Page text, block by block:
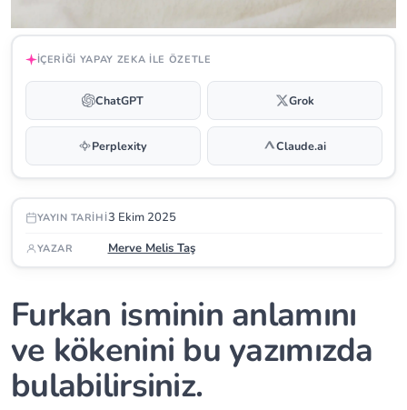
İÇERIĞI YAPAY ZEKA ILE ÖZETLE
ChatGPT Grok
Perplexity Claude.ai
YAYIN TARIHI3 Ekim 2025
YAZAR Merve Melis Taş
Furkan isminin anlamını
ve kökenini bu yazımızda
bulabilirsiniz.